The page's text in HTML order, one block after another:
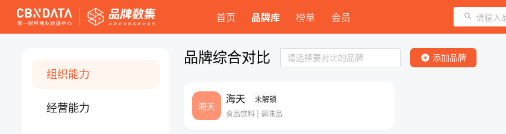
首页 品牌库 榜单 会员
组织能力
经营能力
品牌综合对比 请选择要对比的品牌 添加品牌
海天
海天
未解锁
食品饮料
调味品